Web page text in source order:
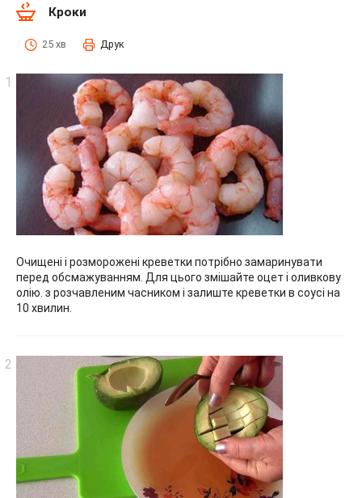
Кроки
25 хв Друк
Очищені і розморожені креветки потрібно замаринувати
перед обсмажуванням. Для цього змішайте оцет і оливкову
олію. з розчавленим часником і залиште креветки в соусі на
10 хвилин.